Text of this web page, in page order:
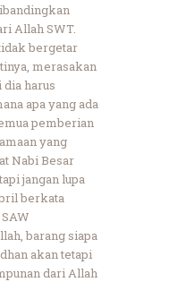
Allah SWT.
bergetar
merasakan
dia harus
apa yang ada
pemberian
yang
Nabi Besar
jangan lupa
berkata
barang siapa
akan tetapi
dari Allah